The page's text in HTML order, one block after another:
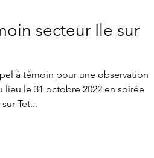
secteur Ile sur
à témoin pour une observation
lieu le 31 octobre 2022 en soirée
Tet...